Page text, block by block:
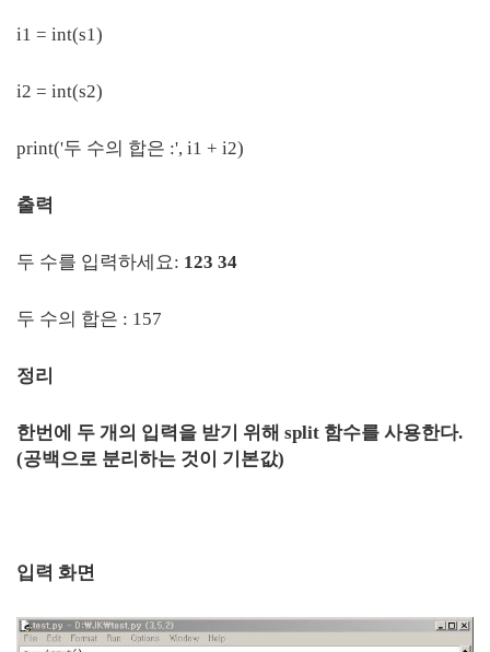
i1 = int(s1)
i2 = int(s2)
print('두 수의 합은 :', i1 + i2)
출력
두 수를 입력하세요: 123 34
두 수의 합은 : 157
정리
한번에 두 개의 입력을 받기 위해 split 함수를 사용한다.
(공백으로 분리하는 것이 기본값)
입력 화면